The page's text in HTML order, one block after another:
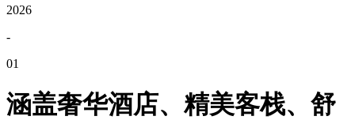
2026
-
01
涵盖奢华酒店、精美客栈、舒